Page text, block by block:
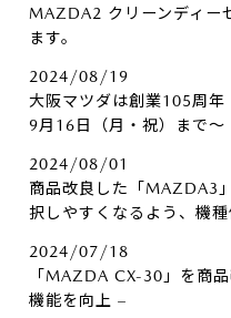
MAZDA2 クリーンディー
ます。
2024/08/19
大阪マツダは創業105周
9月16日（月・祝）まで～
2024/08/01
商品改良した「MAZDA3
択しやすくなるよう、機
2024/07/18
「MAZDA CX-30」を商
機能を向上 –